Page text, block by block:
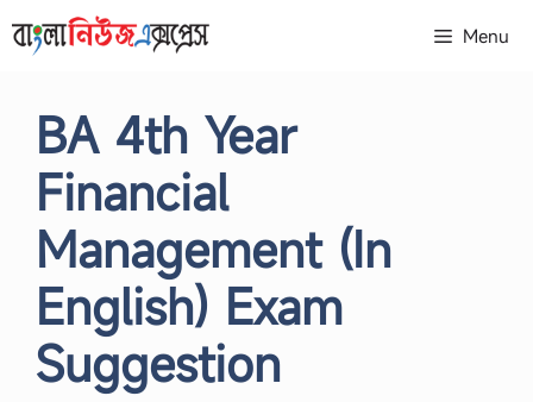
to
Menu
BA 4th Year
Financial
Management (In
English) Exam
Suggestion